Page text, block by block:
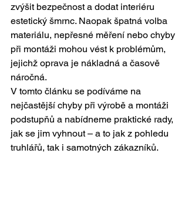
zvýšit bezpečnost a dodat interiéru
estetický šmrnc. Naopak špatná volba
materiálu, nepřesné měření nebo chyby
při montáži mohou vést k problémům,
jejichž oprava je nákladná a časově
náročná.
V tomto článku se podíváme na
nejčastější chyby při výrobě a montáži
podstupňů a nabídneme praktické rady,
jak se jim vyhnout – a to jak z pohledu
truhlářů, tak i samotných zákazníků.